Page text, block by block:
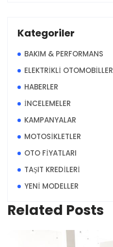
Kategoriler
BAKIM & PERFORMANS
ELEKTRİKLİ OTOMOBİLLER
HABERLER
İNCELEMELER
KAMPANYALAR
MOTOSİKLETLER
OTO FİYATLARI
TAŞIT KREDİLERİ
YENİ MODELLER
Related Posts